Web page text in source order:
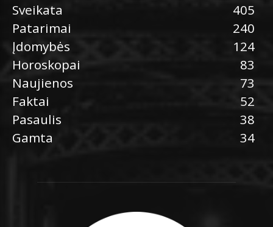
Sveikata
405
Patarimai
240
Įdomybės
124
Horoskopai
83
Naujienos
73
Faktai
52
Pasaulis
38
Gamta
34